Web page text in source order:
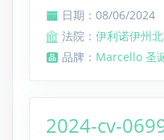
日期：08/06/2024
法院： 伊利诺伊州
品牌： Marcello 圣
2024-cv-